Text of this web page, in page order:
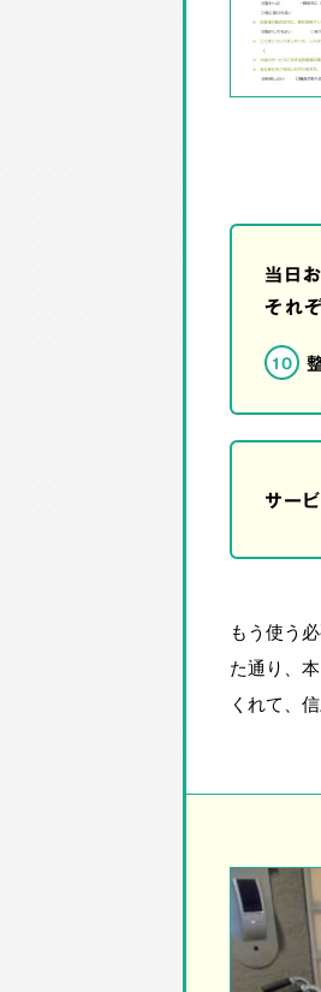
当日
それ
10
サー
もう使う
た通り、
くれて、